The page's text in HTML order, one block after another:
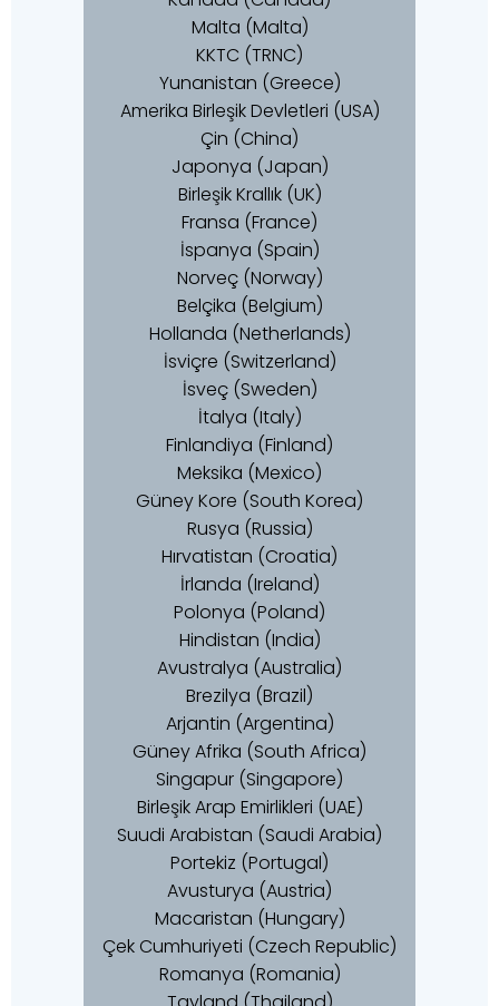
Malta (Malta)
KKTC (TRNC)
Yunanistan (Greece)
Amerika Birleşik Devletleri (USA)
Çin (China)
Japonya (Japan)
Birleşik Krallık (UK)
Fransa (France)
İspanya (Spain)
Norveç (Norway)
Belçika (Belgium)
Hollanda (Netherlands)
İsviçre (Switzerland)
İsveç (Sweden)
İtalya (Italy)
Finlandiya (Finland)
Meksika (Mexico)
Güney Kore (South Korea)
Rusya (Russia)
Hırvatistan (Croatia)
İrlanda (Ireland)
Polonya (Poland)
Hindistan (India)
Avustralya (Australia)
Brezilya (Brazil)
Arjantin (Argentina)
Güney Afrika (South Africa)
Singapur (Singapore)
Birleşik Arap Emirlikleri (UAE)
Suudi Arabistan (Saudi Arabia)
Portekiz (Portugal)
Avusturya (Austria)
Macaristan (Hungary)
Çek Cumhuriyeti (Czech Republic)
Romanya (Romania)